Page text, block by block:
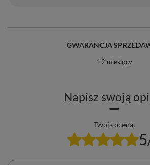
pierwszym i drugim parzeniu.
przedłuż do 3-4 minut.
bogactwo składników! 🌀
GWARANCJA
12 miesięcy
Napisz swoją
Twoja ocena: